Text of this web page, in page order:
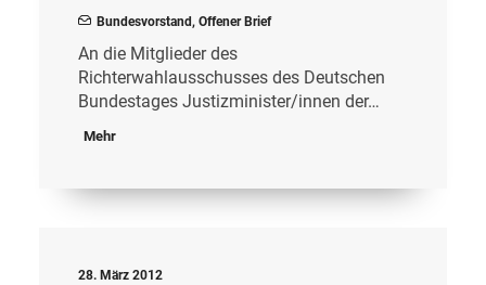
Bundesvorstand, Offener Brief
An die Mitglieder des
Richterwahlausschusses des Deutschen
Bundestages Justizminister/innen der…
Mehr
28. März 2012